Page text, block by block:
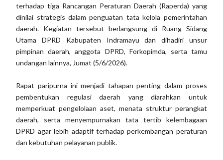
terhadap tiga Rancangan Peraturan Daerah (Raperda) yang
dinilai strategis dalam penguatan tata kelola pemerintahan
daerah. Kegiatan tersebut berlangsung di Ruang Sidang
Utama DPRD Kabupaten Indramayu dan dihadiri unsur
pimpinan daerah, anggota DPRD, Forkopimda, serta tamu
undangan lainnya, Jumat (5/6/2026).
Rapat paripurna ini menjadi tahapan penting dalam proses
pembentukan regulasi daerah yang diarahkan untuk
memperkuat pengelolaan aset, menata struktur perangkat
daerah, serta menyempurnakan tata tertib kelembagaan
DPRD agar lebih adaptif terhadap perkembangan peraturan
dan kebutuhan pelayanan publik.